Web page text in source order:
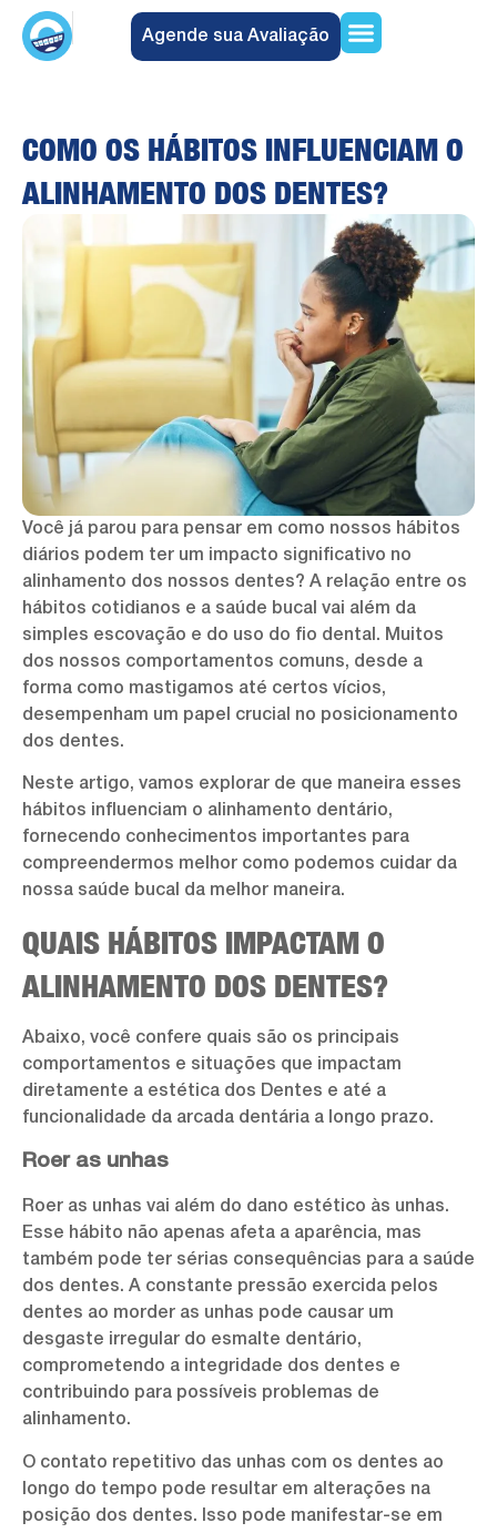
Agende sua Avaliação
COMO OS HÁBITOS INFLUENCIAM O
ALINHAMENTO DOS DENTES?
Você já parou para pensar em como nossos hábitos
diários podem ter um impacto significativo no
alinhamento dos nossos dentes? A relação entre os
hábitos cotidianos e a saúde bucal vai além da
simples escovação e do uso do fio dental. Muitos
dos nossos comportamentos comuns, desde a
forma como mastigamos até certos vícios,
desempenham um papel crucial no posicionamento
dos dentes.
Neste artigo, vamos explorar de que maneira esses
hábitos influenciam o alinhamento dentário,
fornecendo conhecimentos importantes para
compreendermos melhor como podemos cuidar da
nossa saúde bucal da melhor maneira.
QUAIS HÁBITOS IMPACTAM O
ALINHAMENTO DOS DENTES?
Abaixo, você confere quais são os principais
comportamentos e situações que impactam
diretamente a estética dos Dentes e até a
funcionalidade da arcada dentária a longo prazo.
Roer as unhas
Roer as unhas vai além do dano estético às unhas.
Esse hábito não apenas afeta a aparência, mas
também pode ter sérias consequências para a saúde
dos dentes. A constante pressão exercida pelos
dentes ao morder as unhas pode causar um
desgaste irregular do esmalte dentário,
comprometendo a integridade dos dentes e
contribuindo para possíveis problemas de
alinhamento.
O contato repetitivo das unhas com os dentes ao
longo do tempo pode resultar em alterações na
posição dos dentes. Isso pode manifestar-se em